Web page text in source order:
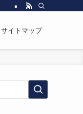
サイトマップ